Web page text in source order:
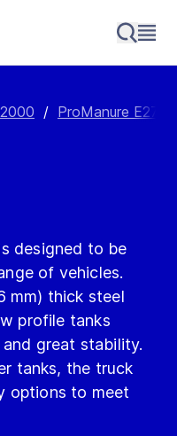
/ ProManure
designed to be
of vehicles.
mm) thick steel
profile tanks
great stability.
tanks, the truck
options to meet